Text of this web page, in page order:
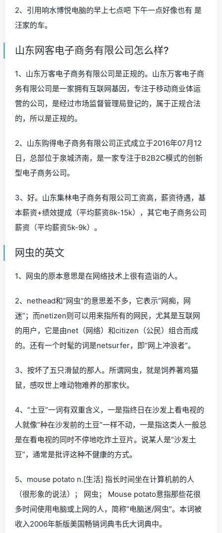
2、引用响水博悦电脑的早上七点吧 下午一点好像也有 是
汪家的车。
山东网客电子商务有限公司怎么样?
1、山东万客电子商务有限公司是正规的。山东万客电子商
务有限公司是一家拥有互联网基因，专注于移动商业体运
营的公司，是经过市场监督管理局登记的，属于正规合法
的，所以是正规的。
2、山东购得电子商务有限公司正式成立于2016年07月12
日，总部位于泉城济南，是一家专注于B2B2C模式的创新
型电子商务公司。
3、好。山东集林电子商务有限公司工资高，薪资待遇，基
本薪资+绩效提成（平均薪资8k-15k），其它电子商务公司
薪资（平均薪资5k-9k）。
网虫的英文
1、网虫的原本意思是在网络技术上很有造诣的人。
2、nethead和“网虫”的意思差不多，它表示“网痴，网
迷”；而netizen则可以用来指所有的网民，尤其是互联网
的用户，它是由net（网络）和citizen（公民）组合而成
的。还有一个时髦的词是netsurfer，即“网上冲浪者”。
3、按坏了五只滑鼠的那人。所谓网虫，就是饲养著鸡猫
鼠，感叹世上唯动物难养的那家伙。
4、“土豆”一词有双重含义，一是指终日在沙发上看电视的
人就像“种在沙发前的土豆”一样不动，一是指这类人一般总
是在看电视的同时不停地吃炸土豆片。说某人是“沙发土
豆”，通常是批评这种不健康的方式。
5、mouse potato n.[生活] 指长时间坐在计算机前的人
（很形象的说法）； 网虫； Mouse potato意指那些花很
多时间使用电脑或上网的人，简称“电脑迷/网虫”。本词被
收入2006年新版美国畅销词典韦氏大词典中。